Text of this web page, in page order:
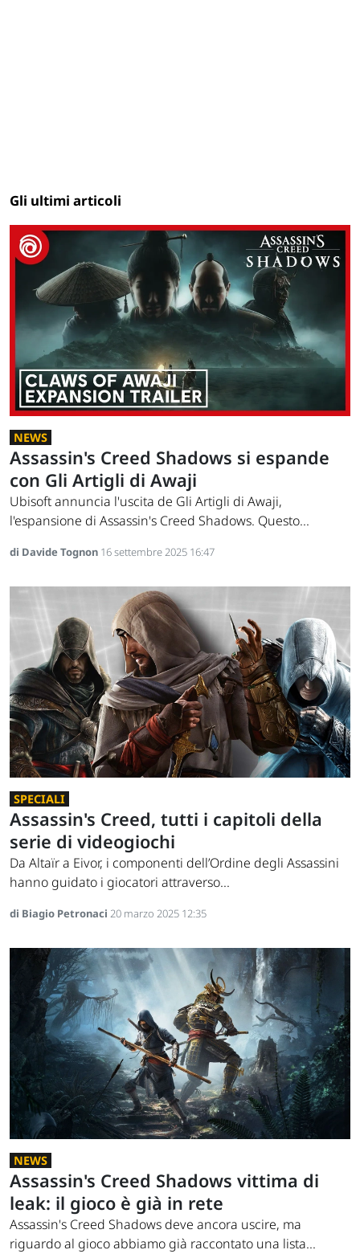
Gli ultimi articoli
NEWS
Assassin's Creed Shadows si espande
con Gli Artigli di Awaji
Ubisoft annuncia l'uscita de Gli Artigli di Awaji,
l'espansione di Assassin's Creed Shadows. Questo...
di Davide Tognon 16 settembre 2025 16:47
SPECIALI
Assassin's Creed, tutti i capitoli della
serie di videogiochi
Da Altaïr a Eivor, i componenti dell’Ordine degli Assassini
hanno guidato i giocatori attraverso...
di Biagio Petronaci 20 marzo 2025 12:35
NEWS
Assassin's Creed Shadows vittima di
leak: il gioco è già in rete
Assassin's Creed Shadows deve ancora uscire, ma
riguardo al gioco abbiamo già raccontato una lista...